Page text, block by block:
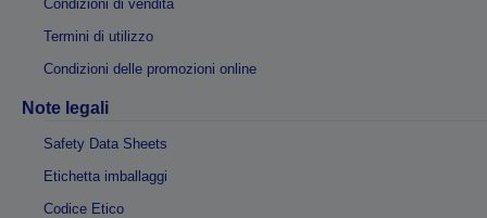
Condizioni di vendita
Termini di utilizzo
Condizioni delle promozioni online
Note legali
Safety Data Sheets
Etichetta imballaggi
Codice Etico